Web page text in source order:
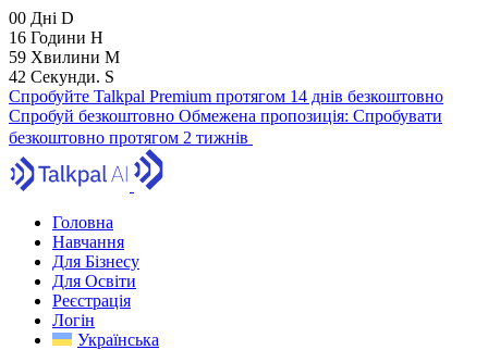
00 Дні D
16 Години H
59 Хвилини M
41 Секунди. S
Спробуйте Talkpal Premium протягом 14 днів безкоштовно
Спробуй безкоштовно Обмежена пропозиція: Спробувати
безкоштовно протягом 2 тижнів
Головна
Навчання
Для Бізнесу
Для Освіти
Реєстрація
Логін
Українська